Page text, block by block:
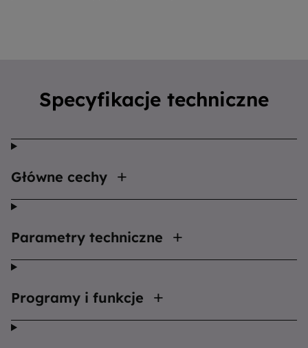
Specyfikacje techniczne
Główne cechy
Parametry techniczne
Programy i funkcje